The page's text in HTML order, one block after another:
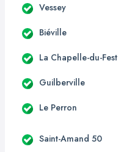
Vessey
Biéville
La Chapelle-du-Fest
Guilberville
Le Perron
Saint-Amand 50